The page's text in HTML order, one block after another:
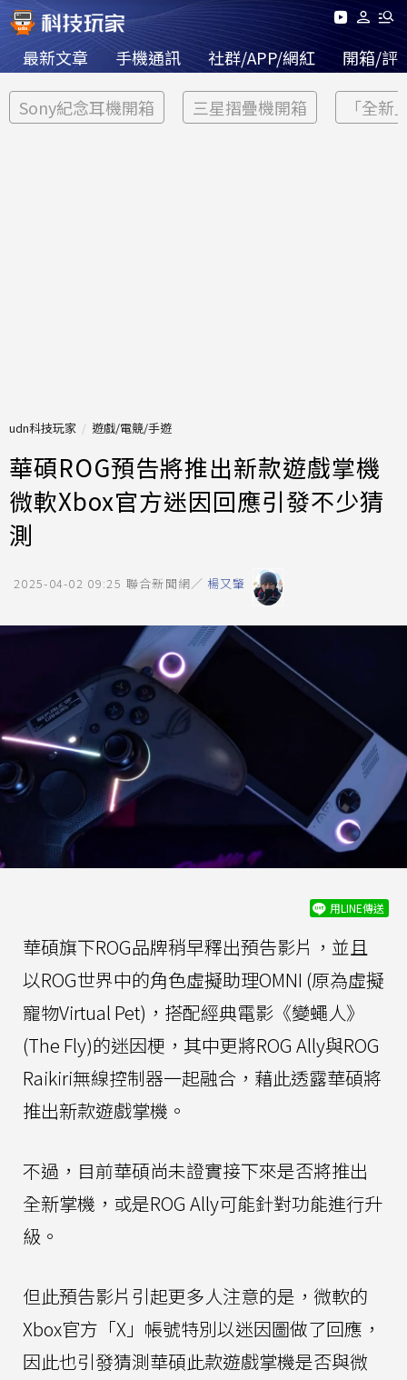
最新文章 手機通訊 社群/APP/網紅 開箱/評
Sony紀念耳機開箱 三星摺疊機開箱 「全新
udn科技玩家 遊戲/電競/手遊
華碩ROG預告將推出新款遊戲掌機
微軟Xbox官方迷因回應引發不少猜
測
2025-04-02 09:25 聯合新聞網／ 楊又肇
用LINE傳送
華碩旗下ROG品牌稍早釋出預告影片，並且
以ROG世界中的角色虛擬助理OMNI (原為虛擬
寵物Virtual Pet)，搭配經典電影《變蠅人》
(The Fly)的迷因梗，其中更將ROG Ally與ROG
Raikiri無線控制器一起融合，藉此透露華碩將
推出新款遊戲掌機。
不過，目前華碩尚未證實接下來是否將推出
全新掌機，或是ROG Ally可能針對功能進行升
級。
但此預告影片引起更多人注意的是，微軟的
Xbox官方「X」帳號特別以迷因圖做了回應，
因此也引發猜測華碩此款遊戲掌機是否與微